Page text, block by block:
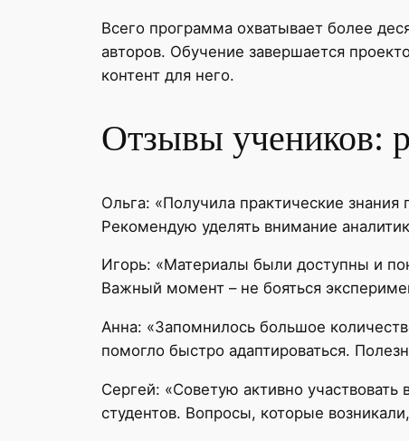
Всего программа охватывает более
авторов. Обучение завершается
контент для него.
Отзывы учеников:
Ольга: «Получила практические
Рекомендую уделять внимание
Игорь: «Материалы были доступны и
Важный момент – не бояться
Анна: «Запомнилось большое
помогло быстро адаптироваться.
Сергей: «Советую активно
студентов. Вопросы, которые